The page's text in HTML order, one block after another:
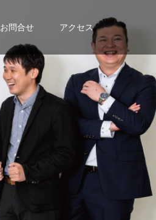
お問合せ アクセス